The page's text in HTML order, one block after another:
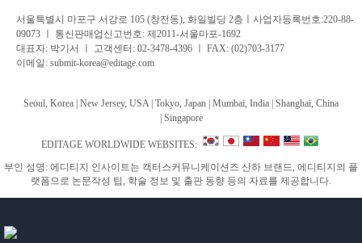
서 울특별시 마포구 서강로 105 (창전동), 화일빌딩 2층 ㅣ사업자등록번호:220-88-
09073 ㅣ 통신판매업신고번호: 제2011-서울마포-1692
대표자: 박기서 ㅣ 고객센터: 02-3478-4396 ㅣ FAX: (02)703-3177
이메일: submit-korea@editage.com
Seoul, Korea | New Jersey, USA | Tokyo, Japan | Mumbai, India | Shanghai, China
Singapore
EDITAGE WORLDWIDE WEBSITES:
부인 성명: 에디티지 인사이트는 캑터스커뮤니케이션즈 산하 브랜드, 에디티지의 플
랫폼으로 논문작성 팁, 학술 정보 및 출판 동향 등의 자료를 제공합니다.